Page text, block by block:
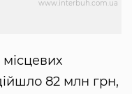
www.interbuh.com.ua
82 млн грн,